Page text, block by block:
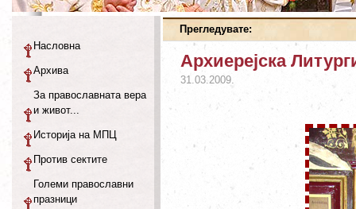
Прегледувате:
Архиерејска
31.03.2009.
Насловна
Архива
За православната вера
и живот...
Историја на МПЦ
Против сектите
Големи православни
празници